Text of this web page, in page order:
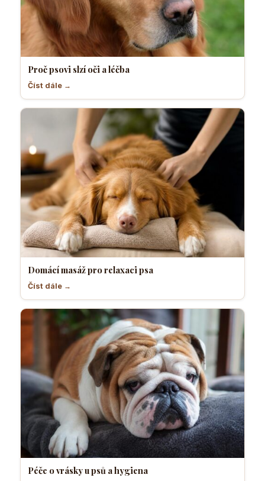
Proč psovi slzí oči a léčba
Číst dále →
Domácí masáž pro relaxaci psa
Číst dále →
Péče o vrásky u psů a hygiena